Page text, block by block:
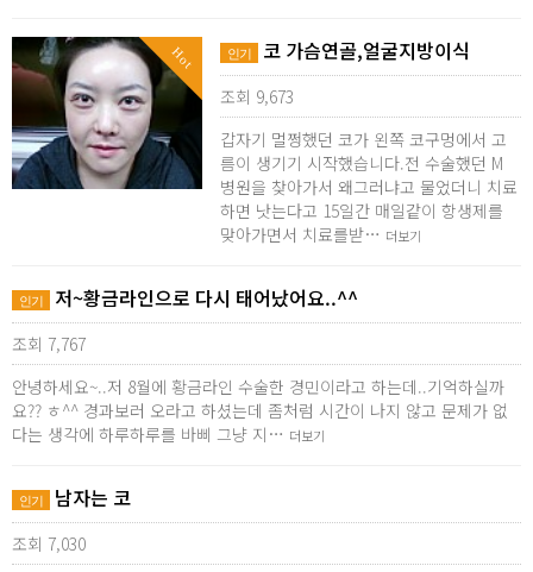
Hot 인기 코 가슴연골,얼굴지방이식
조회 9,673
갑자기 멀쩡했던 코가 왼쪽 코구멍에서 고
름이 생기기 시작했습니다.전 수술했던 M
병원을 찾아가서 왜그러냐고 물었더니 치료
하면 낫는다고 15일간 매일같이 항생제를
맞아가면서 치료를받… 더보기
인기 저~황금라인으로 다시 태어났어요..^^
조회 7,767
안녕하세요~..저 8월에 황금라인 수술한 경민이라고 하는데..기억하실까
요?? ㅎ^^ 경과보러 오라고 하셨는데 좀처럼 시간이 나지 않고 문제가 없
다는 생각에 하루하루를 바삐 그냥 지… 더보기
인기 남자는 코
조회 7,030